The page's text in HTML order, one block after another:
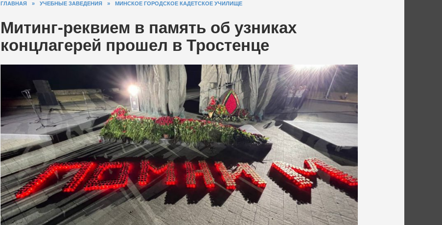
ГЛАВНАЯ » УЧЕБНЫЕ ЗАВЕДЕНИЯ » МИНСКОЕ ГОРОДСКОЕ КАДЕТСКОЕ УЧИЛИЩЕ
Митинг-реквием в память об узниках
концлагерей прошел в Тростенце